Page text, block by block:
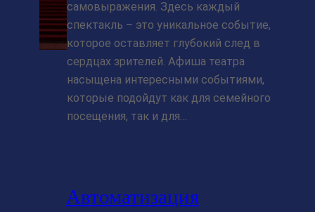
самовыражения. Здесь каждый
спектакль – это уникальное событие,
которое оставляет глубокий след в
сердцах зрителей. Афиша театра
насыщена интересными событиями,
которые подойдут как для семейного
посещения, так и для…
Автоматизация